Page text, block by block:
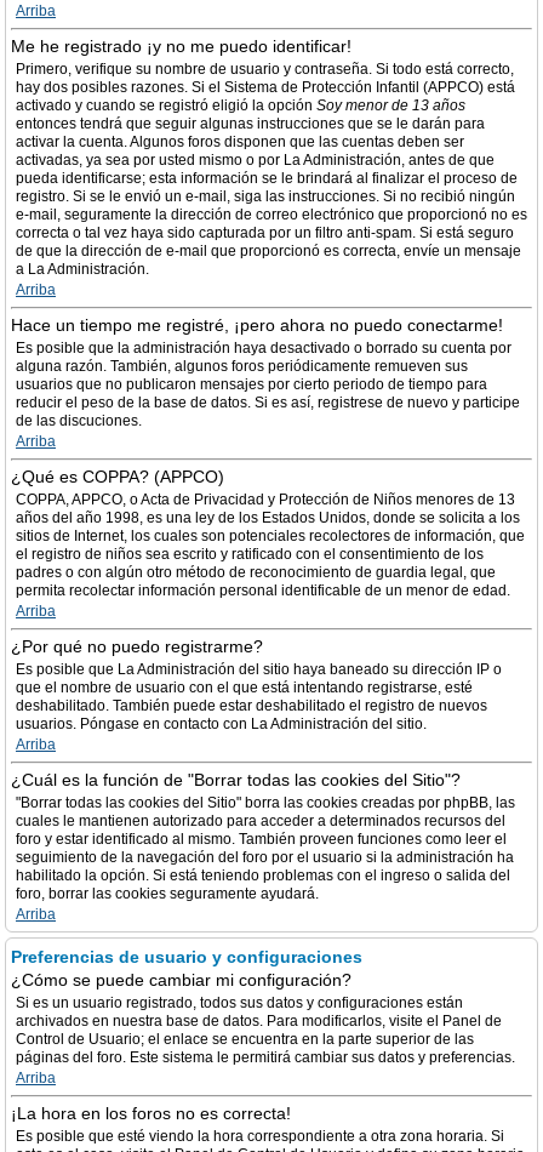
Arriba
Me he registrado ¡y no me puedo identificar!
Primero, verifique su nombre de usuario y contraseña. Si todo está correcto,
hay dos posibles razones. Si el Sistema de Protección Infantil (APPCO) está
activado y cuando se registró eligió la opción Soy menor de 13 años
entonces tendrá que seguir algunas instrucciones que se le darán para
activar la cuenta. Algunos foros disponen que las cuentas deben ser
activadas, ya sea por usted mismo o por La Administración, antes de que
pueda identificarse; esta información se le brindará al finalizar el proceso de
registro. Si se le envió un e-mail, siga las instrucciones. Si no recibió ningún
e-mail, seguramente la dirección de correo electrónico que proporcionó no es
correcta o tal vez haya sido capturada por un filtro anti-spam. Si está seguro
de que la dirección de e-mail que proporcionó es correcta, envíe un mensaje
a La Administración.
Arriba
Hace un tiempo me registré, ¡pero ahora no puedo conectarme!
Es posible que la administración haya desactivado o borrado su cuenta por
alguna razón. También, algunos foros periódicamente remueven sus
usuarios que no publicaron mensajes por cierto periodo de tiempo para
reducir el peso de la base de datos. Si es así, registrese de nuevo y participe
de las discuciones.
Arriba
¿Qué es COPPA? (APPCO)
COPPA, APPCO, o Acta de Privacidad y Protección de Niños menores de 13
años del año 1998, es una ley de los Estados Unidos, donde se solicita a los
sitios de Internet, los cuales son potenciales recolectores de información, que
el registro de niños sea escrito y ratificado con el consentimiento de los
padres o con algún otro método de reconocimiento de guardia legal, que
permita recolectar información personal identificable de un menor de edad.
Arriba
¿Por qué no puedo registrarme?
Es posible que La Administración del sitio haya baneado su dirección IP o
que el nombre de usuario con el que está intentando registrarse, esté
deshabilitado. También puede estar deshabilitado el registro de nuevos
usuarios. Póngase en contacto con La Administración del sitio.
Arriba
¿Cuál es la función de "Borrar todas las cookies del Sitio"?
"Borrar todas las cookies del Sitio" borra las cookies creadas por phpBB, las
cuales le mantienen autorizado para acceder a determinados recursos del
foro y estar identificado al mismo. También proveen funciones como leer el
seguimiento de la navegación del foro por el usuario si la administración ha
habilitado la opción. Si está teniendo problemas con el ingreso o salida del
foro, borrar las cookies seguramente ayudará.
Arriba
Preferencias de usuario y configuraciones
¿Cómo se puede cambiar mi configuración?
Si es un usuario registrado, todos sus datos y configuraciones están
archivados en nuestra base de datos. Para modificarlos, visite el Panel de
Control de Usuario; el enlace se encuentra en la parte superior de las
páginas del foro. Este sistema le permitirá cambiar sus datos y preferencias.
Arriba
¡La hora en los foros no es correcta!
Es posible que esté viendo la hora correspondiente a otra zona horaria. Si